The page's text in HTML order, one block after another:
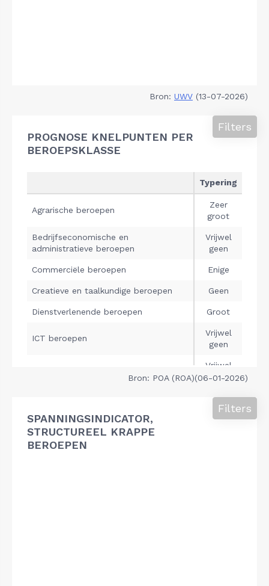
Bron: UWV (13-07-2026)
PROGNOSE KNELPUNTEN PER
BEROEPSKLASSE
Filters
Bron: POA (ROA)(06-01-2026)
SPANNINGSINDICATOR,
STRUCTUREEL KRAPPE
BEROEPEN
Filters